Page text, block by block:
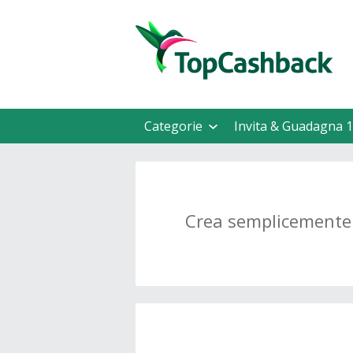
Categorie Invita & Guadagna
Crea